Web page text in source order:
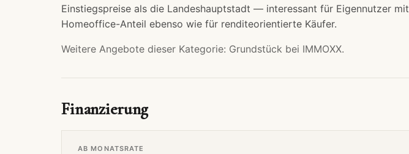
Einstiegspreise als die Landeshauptstadt — interessant für Eigennutzer mit
Homeoffice-Anteil ebenso wie für renditeorientierte Käufer.
Weitere Angebote dieser Kategorie: Grundstück bei IMMOXX.
Finanzierung
AB MONATSRATE